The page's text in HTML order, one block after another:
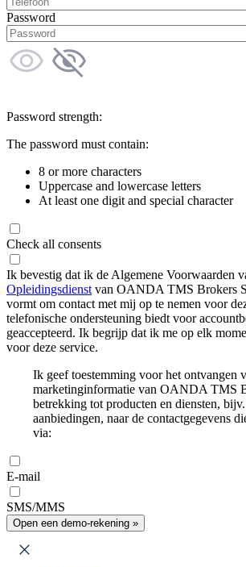
Password
Password strength:
The password must contain:
8 or more characters
Uppercase and lowercase letters
At least one digit and special character
Check all consents
Ik bevestig dat ik de Algemene Voorwaarden
Opleidingsdienst van OANDA TMS Brokers
vormt om contact met mij op te nemen voor
telefonische ondersteuning biedt voor
geaccepteerd. Ik begrijp dat ik me op elk
voor deze service.
Ik geef toestemming voor het ontvangen
marketinginformatie van OANDA TMS
betrekking tot producten en diensten,
aanbiedingen, naar de contactgegevens
via:
E-mail
SMS/MMS
Open een demo-rekening »